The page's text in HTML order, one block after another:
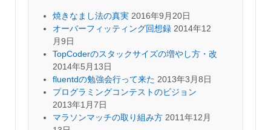
焼きなまし法の真実 2016年9月20日
オーバーフィッティング回想録 2014年12
月9日
TopCoderのスタックサイズの増やし方・改
2014年5月13日
fluentdの勉強会行って来た 2013年3月8日
プログラミングコンテストのビジョン
2013年1月7日
マラソンマッチの取り組み方 2011年12月